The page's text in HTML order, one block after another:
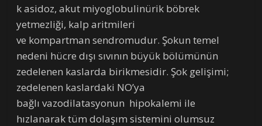
k asidoz, akut miyoglobulinürik böbrek
yetmezliği, kalp aritmileri
ve kompartman sendromudur. Şokun temel
nedeni hücre dışı sıvının büyük bölümünün
zedelenen kaslarda birikmesidir. Şok gelişimi;
zedelenen kaslardaki NO’ya
bağlı vazodilatasyonun hipokalemi ile
hızlanarak tüm dolaşım sistemini olumsuz